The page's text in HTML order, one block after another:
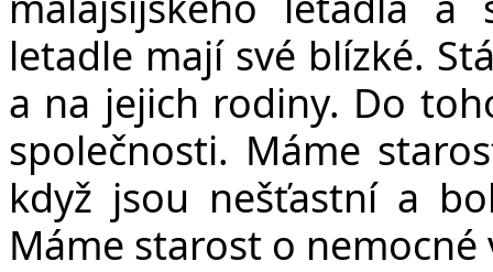
letadle mají své blízké.
a na jejich rodiny. Do
společnosti. Máme
když jsou nešťastní a
Máme starost o